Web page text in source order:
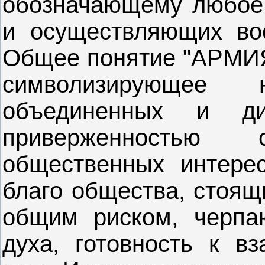
и осуществляющих
Общее понятие
объединенных и
общественных
благо общества,
общим риском,
духа, готовность к